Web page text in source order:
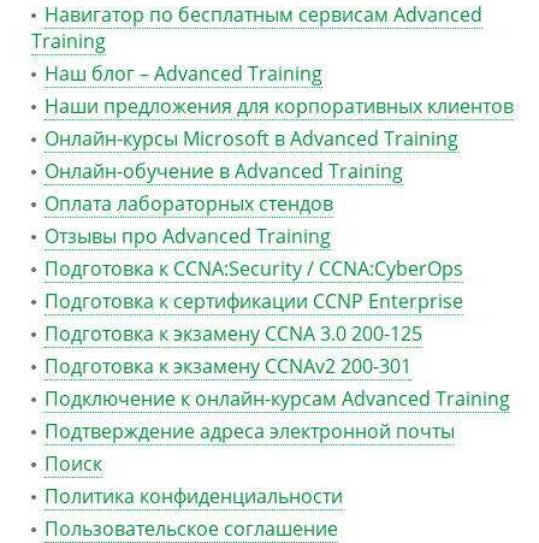
Навигатор по бесплатным сервисам Advanced
Training
Наш блог – Advanced Training
Наши предложения для корпоративных клиентов
Онлайн-курсы Microsoft в Advanced Training
Онлайн-обучение в Advanced Training
Оплата лабораторных стендов
Отзывы про Advanced Training
Подготовка к CCNA:Security / CCNA:CyberOps
Подготовка к сертификации CCNP Enterprise
Подготовка к экзамену CCNA 3.0 200-125
Подготовка к экзамену CCNAv2 200-301
Подключение к онлайн-курсам Advanced Training
Подтверждение адреса электронной почты
Поиск
Политика конфиденциальности
Пользовательское соглашение